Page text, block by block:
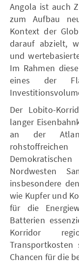
Angola ist auch
zum Aufbau
Kontext der
darauf abzielt,
und
Im Rahmen
eines der
Der Lobito-
langer
an der
Nordwesten
insbesondere
wie Kupfer und
für die
Batterien
Korridor
Chancen für die